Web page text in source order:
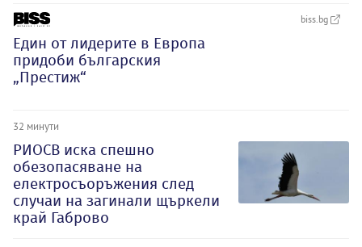
biss.bg
Един от лидерите в Европа
придоби българския
„Престиж“
32 минути
РИОСВ иска спешно
обезопасяване на
електросъоръжения след
случаи на загинали щъркели
край Габрово